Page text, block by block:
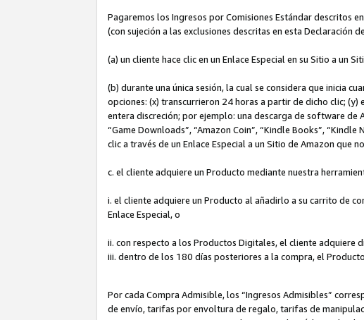
Pagaremos los Ingresos por Comisiones Estándar descritos
(con sujeción a las exclusiones descritas en esta Declaración
(a) un cliente hace clic en un Enlace Especial en su Sitio a un
(b) durante una única sesión, la cual se considera que inicia
opciones: (x) transcurrieron 24 horas a partir de dicho clic;
entera discreción; por ejemplo: una descarga de software de
“Game Downloads”, “Amazon Coin”, “Kindle Books”,
clic a través de un Enlace Especial a un Sitio de Amazon que
c. el cliente adquiere un Producto mediante nuestra
i. el cliente adquiere un Producto al añadirlo a su carrito de
Enlace Especial, o
ii. con respecto a los Productos Digitales, el cliente adquiere
iii. dentro de los 180 días posteriores a la compra, el
Por cada Compra Admisible, los “Ingresos Admisibles”
de envío, tarifas por envoltura de regalo, tarifas de